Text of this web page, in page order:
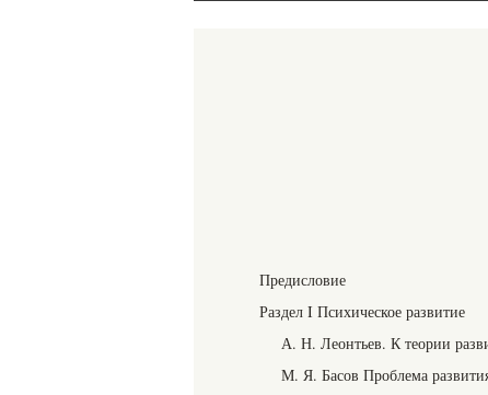
Предисловие
Раздел I Психическое развитие
А. Н. Леонтьев. К теории
М. Я. Басов Проблема